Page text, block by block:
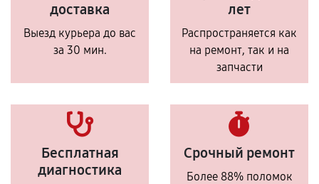
доставка
Выезд курьера до вас
за 30 мин.
лет
Распространяется как
на ремонт, так и на
запчасти
Бесплатная
диагностика
Срочный ремонт
Более 88% поломок